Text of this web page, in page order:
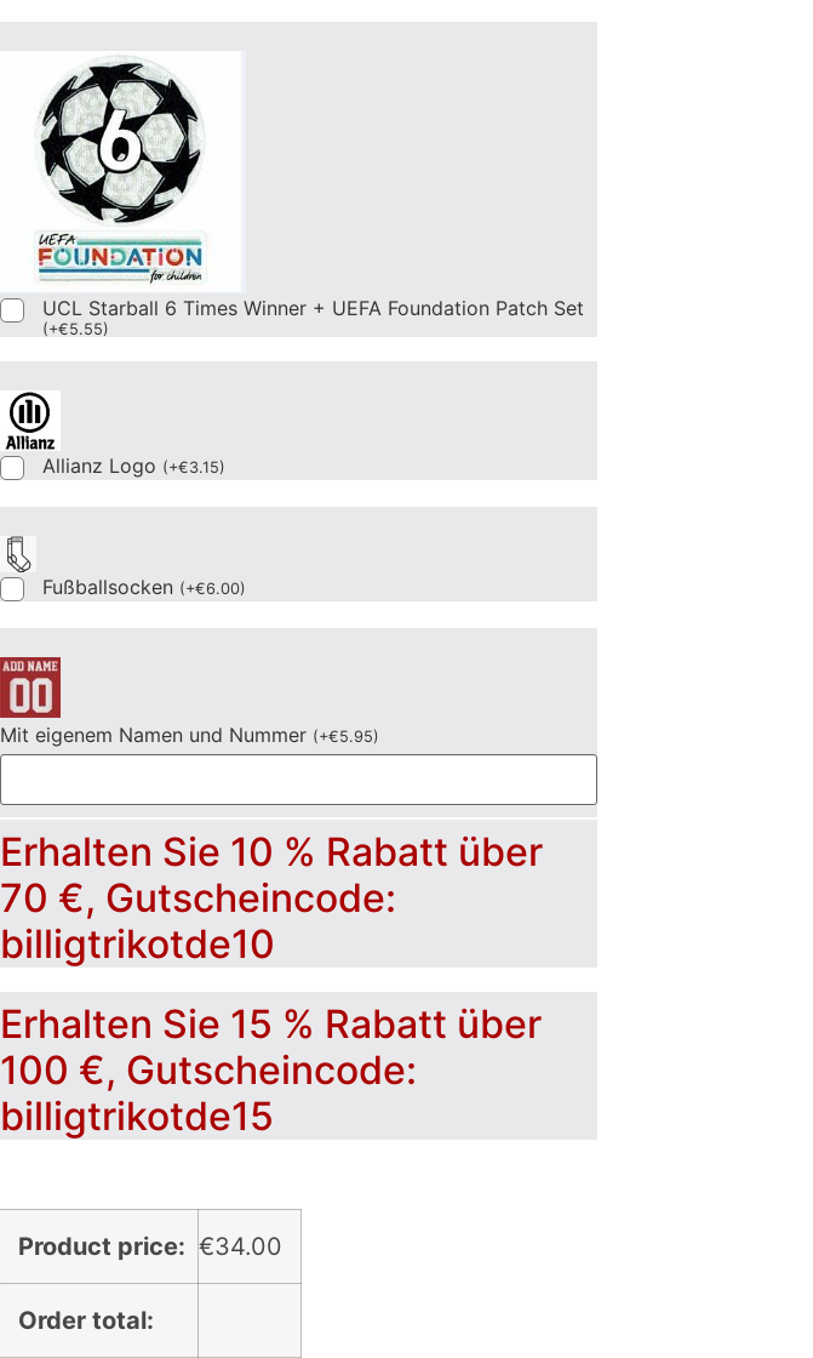
UCL Starball 6 Times Winner + UEFA Foundation Patch Set
(+€5.55)
Allianz Logo (+€3.15)
Fußballsocken (+€6.00)
Mit eigenem Namen und Nummer (+€5.95)
Erhalten Sie 10 % Rabatt über
70 €, Gutscheincode:
billigtrikotde10
Erhalten Sie 15 % Rabatt über
100 €, Gutscheincode:
billigtrikotde15
Product price: €34.00
Order total: